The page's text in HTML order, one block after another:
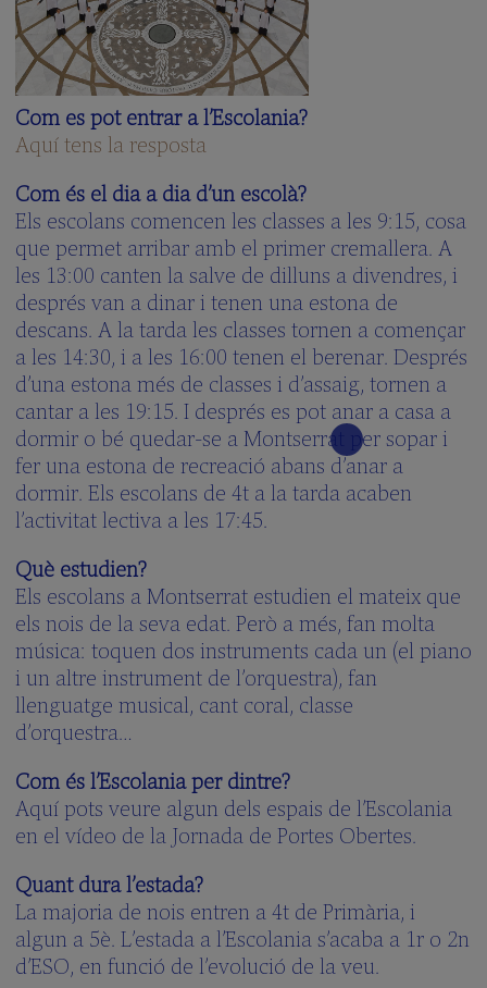
Com es pot entrar a l’Escolania?
Aquí tens la resposta
Com és el dia a dia d’un escolà?
Els escolans comencen les classes a les 9:15, cosa
que permet arribar amb el primer cremallera. A
les 13:00 canten la salve de dilluns a divendres, i
després van a dinar i tenen una estona de
descans. A la tarda les classes tornen a començar
a les 14:30, i a les 16:00 tenen el berenar. Després
d’una estona més de classes i d’assaig, tornen a
cantar a les 19:15. I després es pot anar a casa a
dormir o bé quedar-se a Montserrat per sopar i
fer una estona de recreació abans d’anar a
dormir. Els escolans de 4t a la tarda acaben
l’activitat lectiva a les 17:45.
Què estudien?
Els escolans a Montserrat estudien el mateix que
els nois de la seva edat. Però a més, fan molta
música: toquen dos instruments cada un (el piano
i un altre instrument de l’orquestra), fan
llenguatge musical, cant coral, classe
d’orquestra…
Com és l’Escolania per dintre?
Aquí pots veure algun dels espais de l’Escolania
en el vídeo de la Jornada de Portes Obertes.
Quant dura l’estada?
La majoria de nois entren a 4t de Primària, i
algun a 5è. L’estada a l’Escolania s’acaba a 1r o 2n
d’ESO, en funció de l’evolució de la veu.